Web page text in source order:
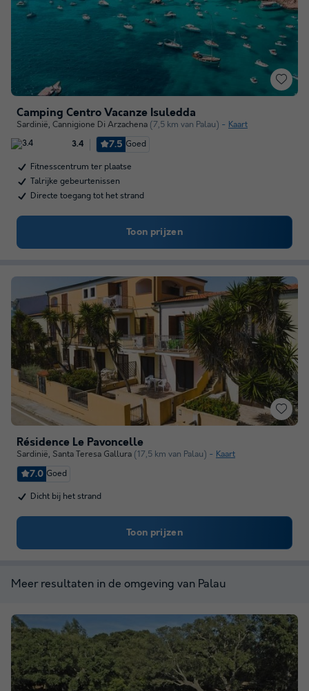
Camping Centro Vacanze Isuledda
Sardinië, Cannigione Di Arzachena (7,5 km van Palau) Kaart
3.4 7.5 Goed
Fitnesscentrum ter plaatse
Talrijke gebeurtenissen
Directe toegang tot het strand
Toon prijzen
Résidence Le Pavoncelle
Sardinië, Santa Teresa Gallura (17,5 km van Palau) Kaart
7.0 Goed
Dicht bij het strand
Toon prijzen
Meer resultaten in de omgeving van Palau